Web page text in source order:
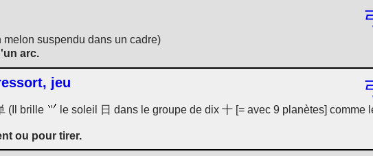
suspendu dans un cadre)
arc.
jeu
(Il brille
le soleil 日 dans le groupe de dix 十 [= avec 9 planètes] comme
ou pour tirer.